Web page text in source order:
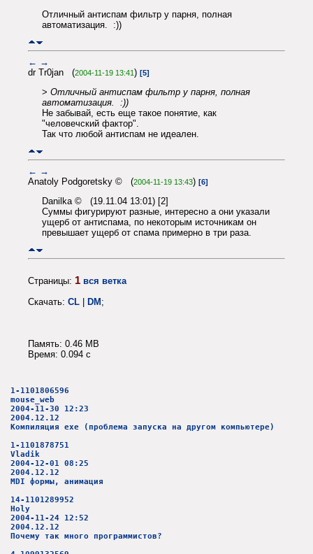
Отличный антиспам фильтр у парня, полная
автоматизация. :))
← →
dr Tr0jan (2004-11-19 13:41) [5]
> Отличный антиспам фильтр у парня, полная
автоматизация. :))
Не забывай, есть еще такое понятие, как
"человечский фактор".
Так что любой антиспам не идеален.
← →
Anatoly Podgoretsky © (2004-11-19 13:43) [6]
Danilka © (19.11.04 13:01) [2]
Суммы фигурируют разные, интересно а они указали
ущерб от антиспама, по некоторым источникам он
превышает ущерб от спама примерно в три раза.
Страницы: 1 вся ветка
Скачать: CL | DM;
Память: 0.46 MB
Время: 0.094 c
1-1101806596
mouse_web
2004-11-30 12:23
2004.12.12
Компиляция exe (проблема запуска на другом компьютере)
1-1101878751
Vladik
2004-12-01 08:25
2004.12.12
MDI формы, анимация
14-1101289952
Holy
2004-11-24 12:52
2004.12.12
Почему так много программистов?